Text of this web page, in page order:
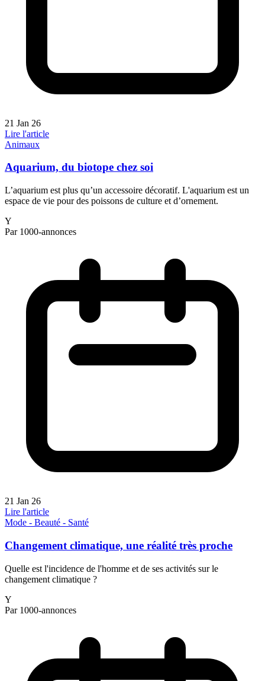
21 Jan 26
Lire l'article
Animaux
Aquarium, du biotope chez soi
L’aquarium est plus qu’un accessoire décoratif. L'aquarium est un
espace de vie pour des poissons de culture et d’ornement.
Y
Par 1000-annonces
21 Jan 26
Lire l'article
Mode - Beauté - Santé
Changement climatique, une réalité très proche
Quelle est l'incidence de l'homme et de ses activités sur le
changement climatique ?
Y
Par 1000-annonces